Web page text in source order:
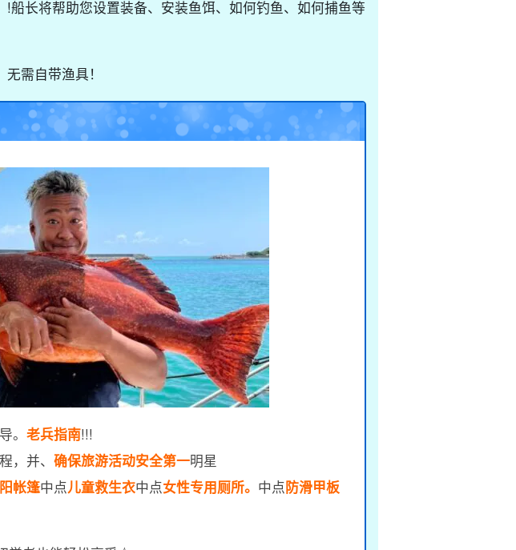
!船长将帮助您设置装备、安装鱼饵、如何钓鱼、如何捕鱼等
需自带渔具！
。 老兵指南!!!
，并、 确保旅游活动安全第一明星
帐篷中点儿童救生衣中点女性专用厕所。 中点防滑甲板